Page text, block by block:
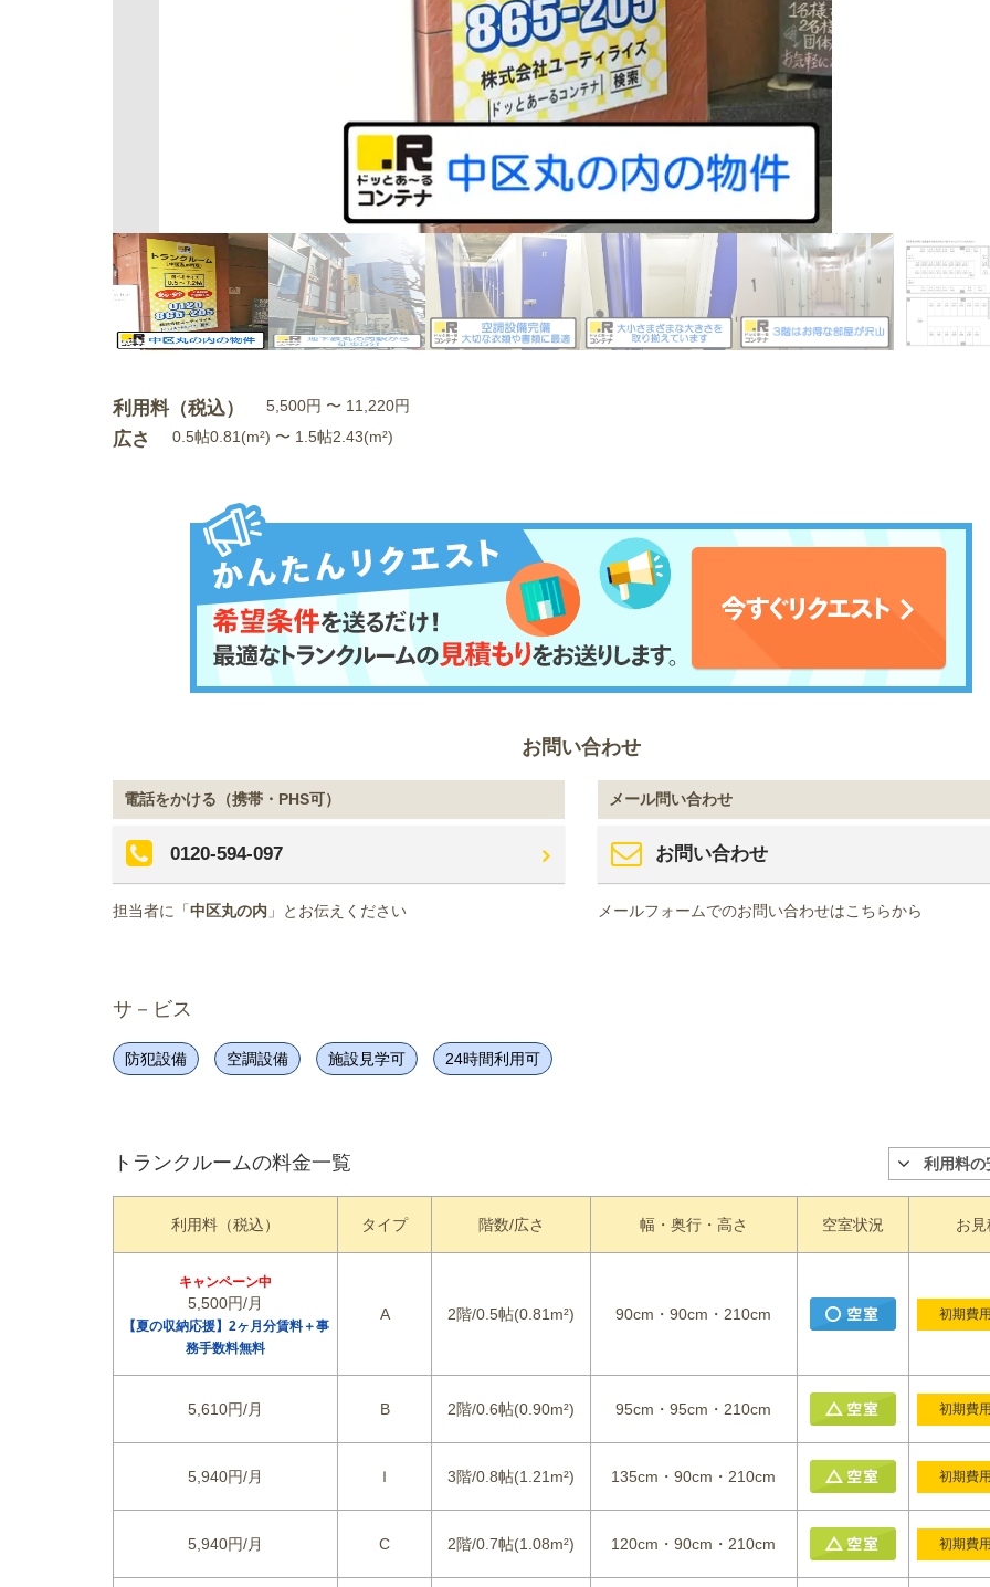
利用料（税込） 5,500円 〜 11,220円
広さ 0.5帖0.81(m²) 〜 1.5帖2.43(m²)
お問い合わせ
電話をかける（携帯・PHS可）
0120-594-097
担当者に「中区丸の内 」とお伝えください
メール問い合わせ
お問い合わせ
メールフォームでのお問い合わせはこちらから
サ－ビス
防犯設備 空調設備 施設見学可 24時間利用可
トランクルームの料金一覧 利用料の
利用料（税込）
キャンペーン中
5,500円/月
【夏の収納応援】2ヶ月分賃料＋事
務手数料無料
タイプ
A
階数/広さ
2階/0.5帖(0.81m²)
幅・奥行・高さ
90cm・90cm・210cm
空室状況 お見
初期費
5,610円/月 B 2階/0.6帖(0.90m²) 95cm・95cm・210cm 初期費
5,940円/月 Ｉ 3階/0.8帖(1.21m²) 135cm・90cm・210cm 初期費
5,940円/月 C 2階/0.7帖(1.08m²) 120cm・90cm・210cm 初期費